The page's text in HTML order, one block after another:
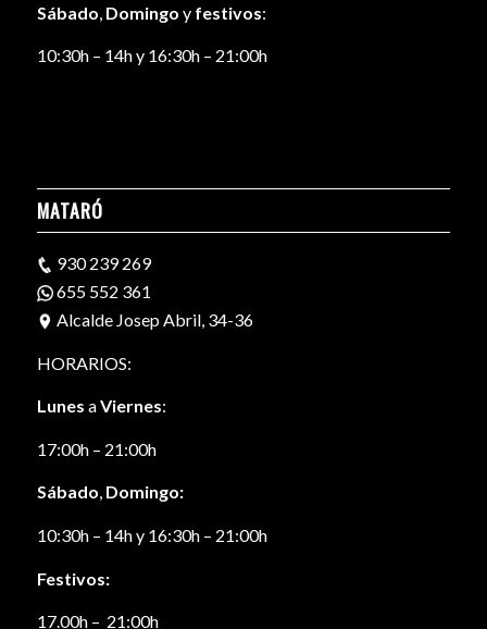
Sábado, Domingo y festivos:
10:30h – 14h y 16:30h – 21:00h
MATARÓ
930 239 269
655 552 361
Alcalde Josep Abril, 34-36
HORARIOS:
Lunes aViernes:
17:00h – 21:00h
Sábado, Domingo:
10:30h – 14h y 16:30h – 21:00h
Festivos:
17.00h – 21:00h